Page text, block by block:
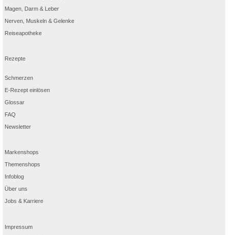
Magen, Darm & Leber
Nerven, Muskeln & Gelenke
Reiseapotheke
Rezepte
Schmerzen
E-Rezept einlösen
Glossar
FAQ
Newsletter
Markenshops
Themenshops
Infoblog
Über uns
Jobs & Karriere
Impressum